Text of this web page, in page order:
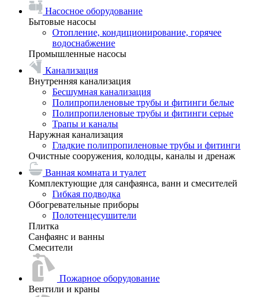
Насосное оборудование
Бытовые насосы
Отопление, кондиционирование, горячее
водоснабжение
Промышленные насосы
Канализация
Внутренняя канализация
Бесшумная канализация
Полипропиленовые трубы и фитинги белые
Полипропиленовые трубы и фитинги серые
Трапы и каналы
Наружная канализация
Гладкие полипропиленовые трубы и фитинги
Очистные сооружения, колодцы, каналы и дренаж
Ванная комната и туалет
Комплектующие для санфаянса, ванн и смесителей
Гибкая подводка
Обогревательные приборы
Полотенцесушители
Плитка
Санфаянс и ванны
Смесители
Пожарное оборудование
Вентили и краны